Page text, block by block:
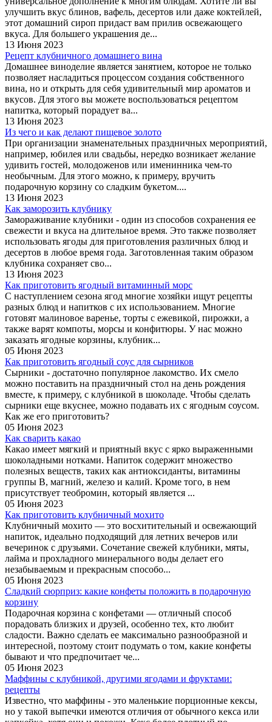
улучшить вкус блинов, вафель, десертов или даже коктейлей,
этот домашний сироп придаст вам прилив освежающего
вкуса. Для большего украшения де...
13 Июня 2023
Рецепт клубничного домашнего вина
Домашнее виноделие является занятием, которое не только
позволяет насладиться процессом создания собственного
вина, но и открыть для себя удивительный мир ароматов и
вкусов. Для этого вы можете воспользоваться рецептом
напитка, который порадует ва...
13 Июня 2023
Из чего и как делают пищевое золото
При организации знаменательных праздничных мероприятий,
например, юбилея или свадьбы, нередко возникает желание
удивить гостей, молодоженов или именинника чем-то
необычным. Для этого можно, к примеру, вручить
подарочную корзину со сладким букетом....
13 Июня 2023
Как заморозить клубнику
Замораживание клубники - один из способов сохранения ее
свежести и вкуса на длительное время. Это также позволяет
использовать ягоды для приготовления различных блюд и
десертов в любое время года. Заготовленная таким образом
клубника сохраняет сво...
13 Июня 2023
Как приготовить ягодный витаминный морс
С наступлением сезона ягод многие хозяйки ищут рецепты
разных блюд и напитков с их использованием. Многие
готовят малиновое варенье, торты с ежевикой, пирожки, а
также варят компоты, морсы и конфитюры. У нас можно
заказать ягодные корзины, клубник...
05 Июня 2023
Как приготовить ягодный соус для сырников
Сырники - достаточно популярное лакомство. Их смело
можно поставить на праздничный стол на день рождения
вместе, к примеру, с клубникой в шоколаде. Чтобы сделать
сырники еще вкуснее, можно подавать их с ягодным соусом.
Как же его приготовить?
05 Июня 2023
Как сварить какао
Какао имеет мягкий и приятный вкус с ярко выраженными
шоколадными нотками. Напиток содержит множество
полезных веществ, таких как антиоксиданты, витамины
группы B, магний, железо и калий. Кроме того, в нем
присутствует теобромин, который является ...
05 Июня 2023
Как приготовить клубничный мохито
Клубничный мохито — это восхитительный и освежающий
напиток, идеально подходящий для летних вечеров или
вечеринок с друзьями. Сочетание свежей клубники, мяты,
лайма и прохладного минерального воды делает его
незабываемым и прекрасным способо...
05 Июня 2023
Сладкий сюрприз: какие конфеты положить в подарочную
корзину
Подарочная корзина с конфетами — отличный способ
порадовать близких и друзей, особенно тех, кто любит
сладости. Важно сделать ее максимально разнообразной и
интересной, поэтому стоит подумать о том, какие конфеты
бывают и что предпочитает че...
05 Июня 2023
Маффины с клубникой, другими ягодами и фруктами:
рецепты
Известно, что маффины - это маленькие порционные кексы,
но у такой выпечки имеются отличия от обычного кекса или